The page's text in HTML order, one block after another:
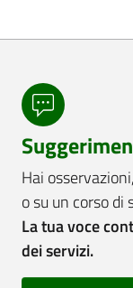
Hai
o su un corso di
La tua voce
dei servizi.